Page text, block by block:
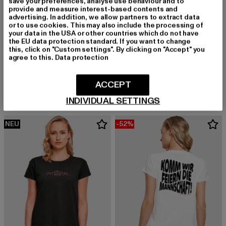
MERCHCODE
Mickey Mouse Enjoy The Now
Derzeitiger Preis: 20,00 EURAktionspreis: 22,99 EUR
Ladies Chocolate
12,00 EUR
Derzeitiger Preis: 12,00 EUR
NEU -52%
provide and measure interest-based contents and
advertising. In addition, we allow partners to extract data
or to use cookies. This may also include the processing of
your data in the USA or other countries which do not have
the EU data protection standard. If you want to change
this, click on "Custom settings". By clicking on "Accept" you
agree to this. Data protection
INDIVIDUAL SETTINGS
ACCEPT